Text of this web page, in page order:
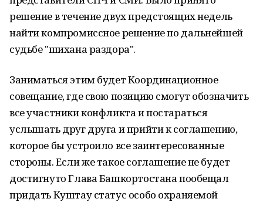
решение в течение двух предстоящих недель
найти компромиссное решение по дальнейшей
судьбе "шихана раздора".
Заниматься этим будет Координационное
совещание, где свою позицию смогут обозначить
все участники конфликта и постараться
услышать друг друга и прийти к соглашению,
которое бы устроило все заинтересованные
стороны. Если же такое соглашение не будет
достигнуто Глава Башкортостана пообещал
придать Куштау статус особо охраняемой